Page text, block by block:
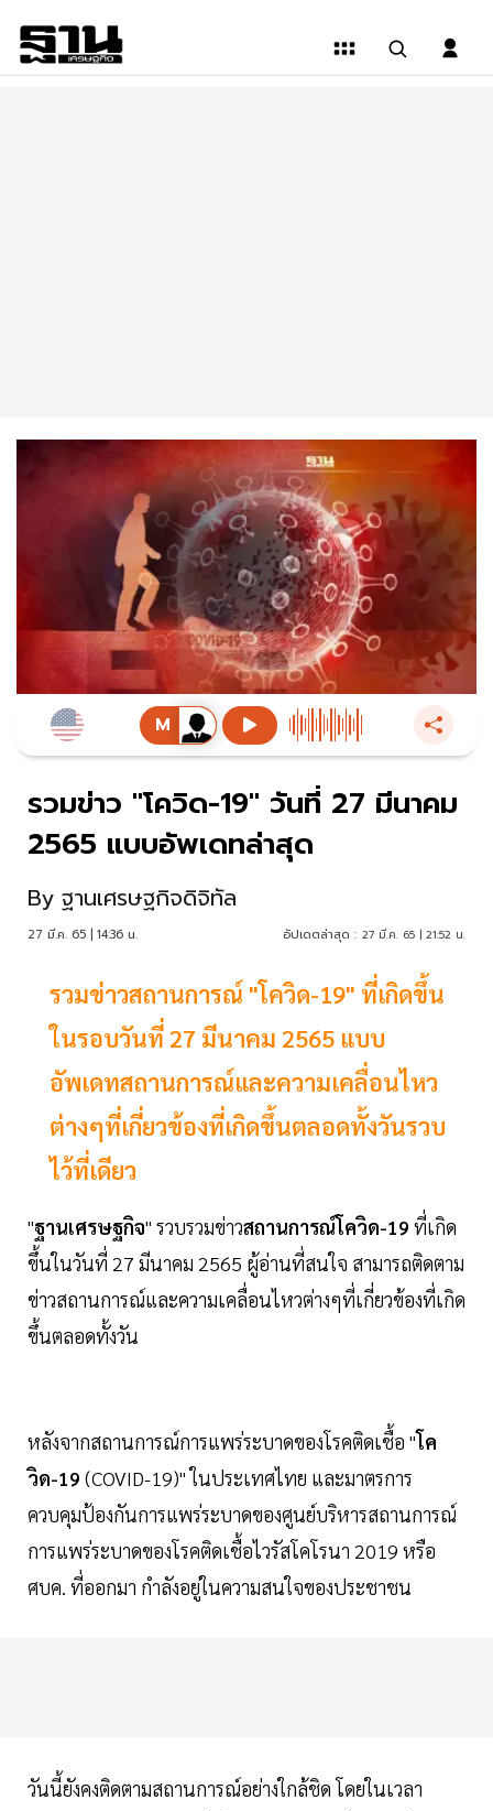
รวมข่าว "โควิด-19" วันที่ 27 มีนาคม
2565 แบบอัพเดทล่าสุด
By ฐานเศรษฐกิจดิจิทัล
27 มี.ค. 65 | 14:36 น. อัปเดตล่าสุด : 27 มี.ค. 65 | 21:52 น.
รวมข่าวสถานการณ์ "โควิด-19" ที่เกิดขึ้น
ในรอบวันที่ 27 มีนาคม 2565 แบบ
อัพเดทสถานการณ์และความเคลื่อนไหว
ต่างๆที่เกี่ยวข้องที่เกิดขึ้นตลอดทั้งวันรวบ
ไว้ที่เดียว
"ฐานเศรษฐกิจ" รวบรวมข่าวสถานการณ์โควิด-19 ที่เกิด
ขึ้นในวันที่ 27 มีนาคม 2565 ผู้อ่านที่สนใจ สามารถติดตาม
ข่าวสถานการณ์และความเคลื่อนไหวต่างๆที่เกี่ยวข้องที่เกิด
ขึ้นตลอดทั้งวัน
หลังจากสถานการณ์การแพร่ระบาดของโรคติดเชื้อ "โค
วิด-19 (COVID-19)" ในประเทศไทย และมาตรการ
ควบคุมป้องกันการแพร่ระบาดของศูนย์บริหารสถานการณ์
การแพร่ระบาดของโรคติดเชื้อไวรัสโคโรนา 2019 หรือ
ศบค. ที่ออกมา กำลังอยู่ในความสนใจของประชาชน
วันนี้ยังคงติดตามสถานการณ์อย่างใกล้ชิด โดยในเวลา